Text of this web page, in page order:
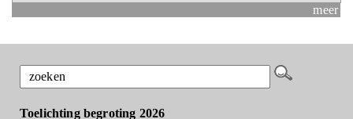
meer
Toelichting begroting 2026